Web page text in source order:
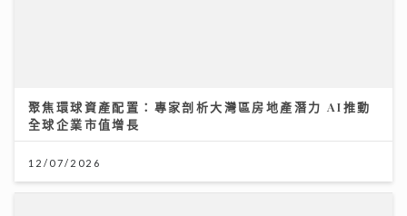
聚焦環球資產配置：專家剖析大灣區房地產潛力 AI推動
全球企業市值增長
12/07/2026